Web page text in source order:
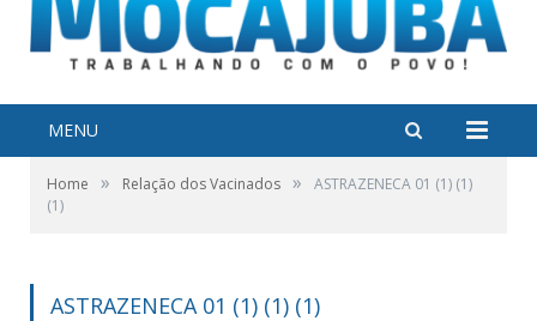
MENU
Home » Relação dos Vacinados »
ASTRAZENECA 01 (1) (1)
(1)
ASTRAZENECA 01 (1) (1) (1)